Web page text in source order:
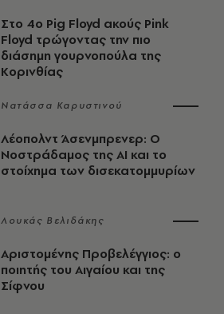
Στο 4ο Pig Floyd ακούς Pink
Floyd τρώγοντας την πιο
διάσημη γουρνοπούλα της
Κορινθίας
Νατάσσα Καρυστινού
Λέοπολντ Άσενμπρενερ: Ο
Νοστράδαμος της AI και το
στοίχημα των δισεκατομμυρίων
Λουκάς Βελιδάκης
Αριστομένης Προβελέγγιος: ο
ποιητής του Αιγαίου και της
Σίφνου